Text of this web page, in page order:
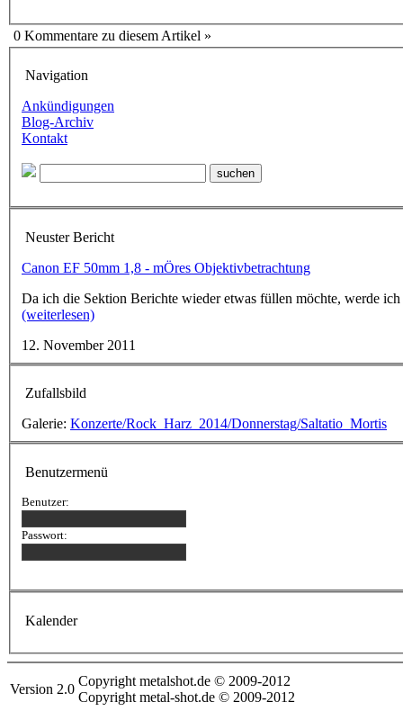
0 Kommentare zu diesem Artikel »
Navigation
Ankündigungen
Blog-Archiv
Kontakt
Neuster Bericht
Canon EF 50mm 1,8 - mÖres Objektivbetrachtung
Da ich die Sektion Berichte wieder etwas füllen möchte, werde
(weiterlesen)
12. November 2011
Zufallsbild
Galerie: Konzerte/Rock_Harz_2014/Donnerstag/Saltatio_Mortis
Benutzermenü
Benutzer:
Passwort:
Kalender
Version 2.0
Copyright metalshot.de © 2009-2012
Copyright metal-shot.de © 2009-2012